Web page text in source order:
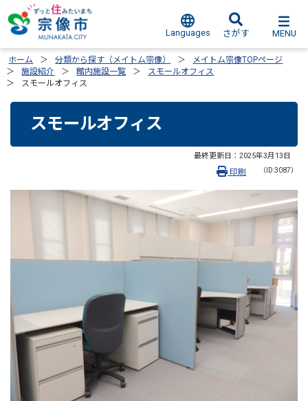
Languages さがす MENU
ホーム 分類から探す（メイトム宗像）
メイトム宗像TOPページ
施設紹介
館内施設一覧
スモールオフィス
スモールオフィス
スモールオフィス
最終更新日： 2025年3月13日
（ID:3087）
印刷